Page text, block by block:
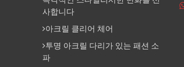
사합니다
아크릴 클리어 체어
투명 아크릴 다리가 있는 패션 소
파